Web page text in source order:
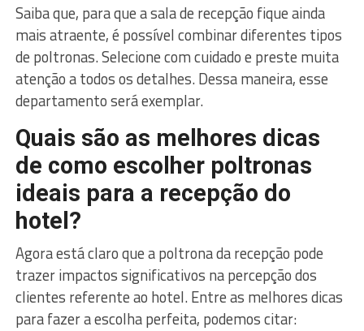
Saiba que, para que a sala de recepção fique ainda
mais atraente, é possível combinar diferentes tipos
de poltronas. Selecione com cuidado e preste muita
atenção a todos os detalhes. Dessa maneira, esse
departamento será exemplar.
Quais são as melhores dicas
de como escolher poltronas
ideais para a recepção do
hotel?
Agora está claro que a poltrona da recepção pode
trazer impactos significativos na percepção dos
clientes referente ao hotel. Entre as melhores dicas
para fazer a escolha perfeita, podemos citar: